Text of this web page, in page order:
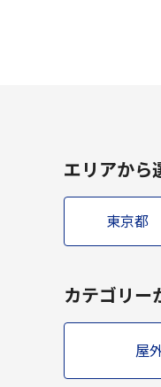
エリアから
東京都
カテゴリー
屋